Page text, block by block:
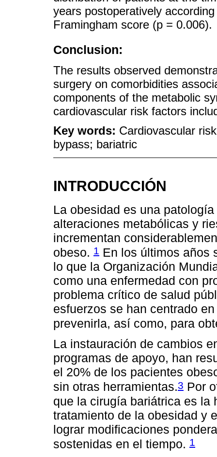
years postoperatively
Framingham score (p = 0.006).
Conclusion:
The results observed
surgery on comorbidities
components of the metabolic
cardiovascular risk factors
Key words: Cardiovascular
bypass; bariatric
INTRODUCCIÓN
La obesidad es una
alteraciones metabólicas y
incrementan
obeso. 1 En los últimos años
lo que la Organización
como una enfermedad con
problema crítico de salud
esfuerzos se han centrado
prevenirla, así como, para
La instauración de cambios
programas de apoyo, han
el 20% de los pacientes
sin otras herramientas.3 Por
que la cirugía bariátrica es la
tratamiento de la obesidad y
lograr modificaciones
sostenidas en el tiempo. 1